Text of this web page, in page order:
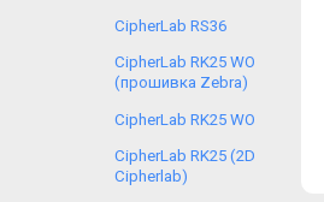
CipherLab RS36
CipherLab RK25 WO
(прошивка Zebra)
CipherLab RK25 WO
CipherLab RK25 (2D
Cipherlab)